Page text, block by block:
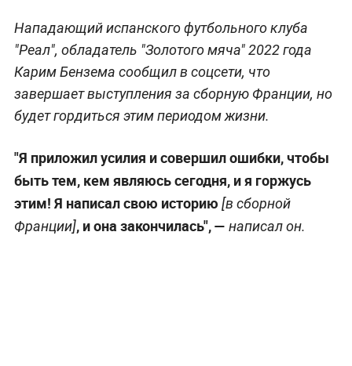
Нападающий испанского футбольного клуба
"Реал", обладатель "Золотого мяча" 2022 года
Карим Бензема сообщил в соцсети, что
завершает выступления за сборную Франции, но
будет гордиться этим периодом жизни.
"Я приложил усилия и совершил ошибки, чтобы
быть тем, кем являюсь сегодня, и я горжусь
этим! Я написал свою историю [в сборной
Франции], и она закончилась", — написал он.